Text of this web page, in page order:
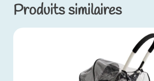
Produits similaires